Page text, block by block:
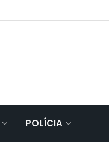
POLÍCIA